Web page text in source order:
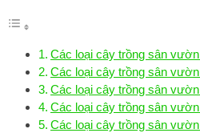
Các loại cây trồng sân
Các loại cây trồng sân
Các loại cây trồng sân
Các loại cây trồng sân
Các loại cây trồng sân